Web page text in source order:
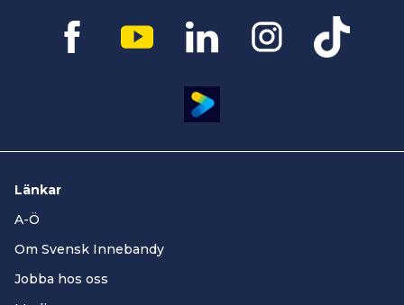
Länkar
A-Ö
Om Svensk Innebandy
Jobba hos oss